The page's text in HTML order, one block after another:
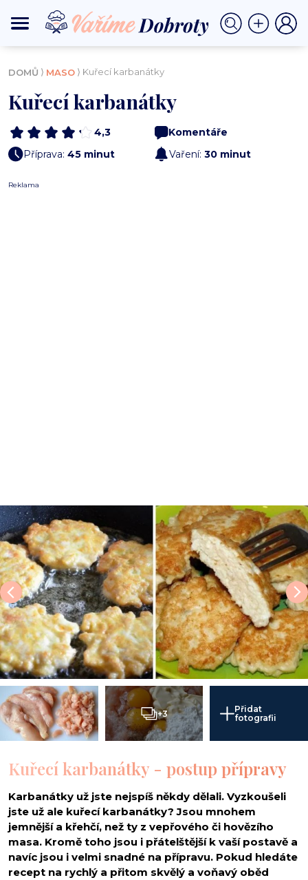
DOMŮ ⟩ MASO ⟩ Kuřecí karbanátky
Kuřecí karbanátky
4,3
Komentáře
Příprava: 45 minut Vaření: 30 minut
Reklama
+3
Přidat
fotografii
Kuřecí karbanátky - postup přípravy
Karbanátky už jste nejspíš někdy dělali. Vyzkoušeli
jste už ale kuřecí karbanátky? Jsou mnohem
jemnější a křehčí, než ty z vepřového či hovězího
masa. Kromě toho jsou i přátelštější k vaší postavě a
navíc jsou i velmi snadné na přípravu. Pokud hledáte
recept na rychlý a přitom skvělý a voňavý oběd